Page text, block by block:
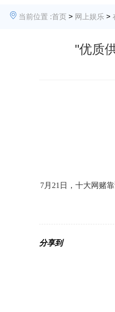
当前位置 :首页 > 网上娱乐 >
"优质
7月21日，十大网赌
分享到